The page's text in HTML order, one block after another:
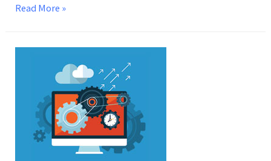
Read More »